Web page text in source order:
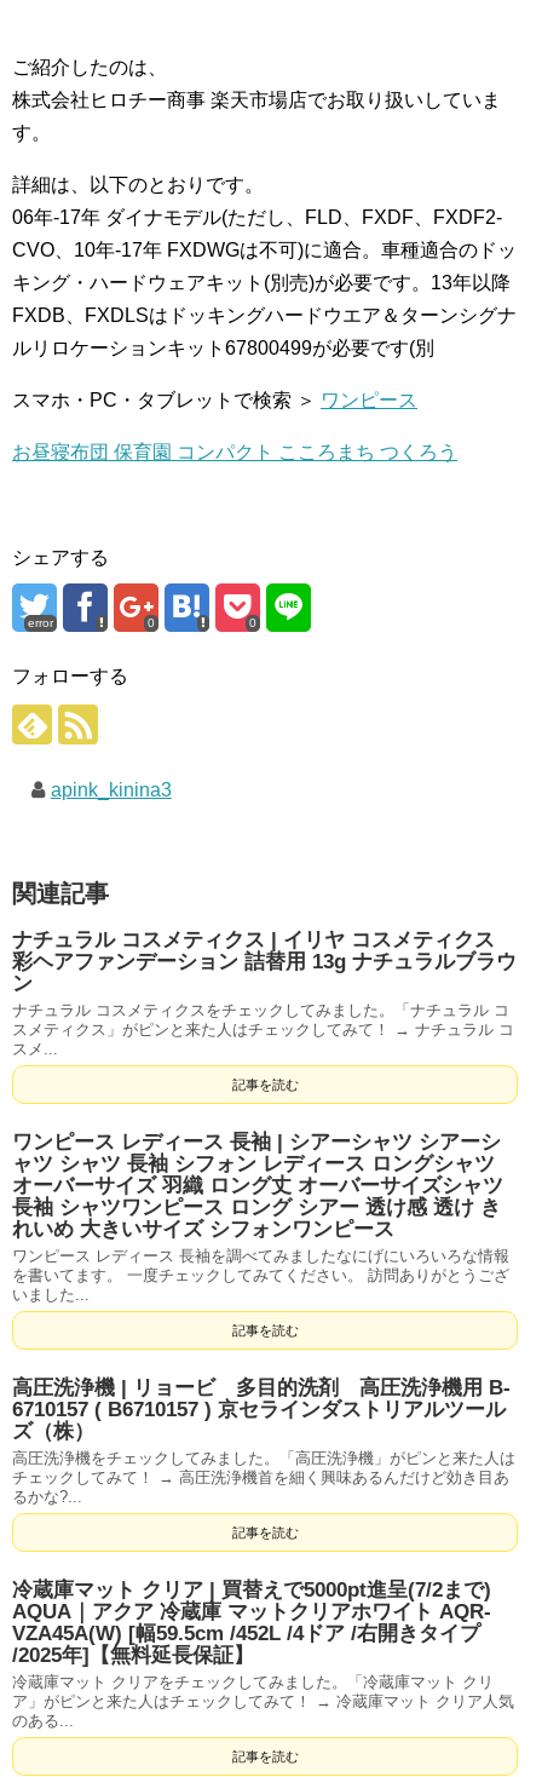
ご紹介したのは、
株式会社ヒロチー商事 楽天市場店でお取り扱いしていま
す。
詳細は、以下のとおりです。
06年-17年 ダイナモデル(ただし、FLD、FXDF、FXDF2-
CVO、10年-17年 FXDWGは不可)に適合。車種適合のドッ
キング・ハードウェアキット(別売)が必要です。13年以降
FXDB、FXDLSはドッキングハードウエア＆ターンシグナ
ルリロケーションキット67800499が必要です(別
スマホ・PC・タブレットで検索 ＞ ワンピース
お昼寝布団 保育園 コンパクト こころまち つくろう
シェアする
error 0 0
フォローする
apink_kinina3
関連記事
ナチュラル コスメティクス | イリヤ コスメティクス
彩ヘアファンデーション 詰替用 13g ナチュラルブラウ
ン
ナチュラル コスメティクスをチェックしてみました。「ナチュラル コ
スメティクス」がピンと来た人はチェックしてみて！ → ナチュラル コ
スメ...
記事を読む
ワンピース レディース 長袖 | シアーシャツ シアーシ
ャツ シャツ 長袖 シフォン レディース ロングシャツ
オーバーサイズ 羽織 ロング丈 オーバーサイズシャツ
長袖 シャツワンピース ロング シアー 透け感 透け き
れいめ 大きいサイズ シフォンワンピース
ワンピース レディース 長袖を調べてみましたなにげにいろいろな情報
を書いてます。 一度チェックしてみてください。 訪問ありがとうござ
いました...
記事を読む
高圧洗浄機 | リョービ 多目的洗剤 高圧洗浄機用 B-
6710157 ( B6710157 ) 京セラインダストリアルツール
ズ（株）
高圧洗浄機をチェックしてみました。「高圧洗浄機」がピンと来た人は
チェックしてみて！ → 高圧洗浄機首を細く興味あるんだけど効き目あ
るかな?...
記事を読む
冷蔵庫マット クリア | 買替えで5000pt進呈(7/2まで)
AQUA｜アクア 冷蔵庫 マットクリアホワイト AQR-
VZA45A(W) [幅59.5cm /452L /4ドア /右開きタイプ
/2025年]【無料延長保証】
冷蔵庫マット クリアをチェックしてみました。「冷蔵庫マット クリ
ア」がピンと来た人はチェックしてみて！ → 冷蔵庫マット クリア人気
のある...
記事を読む